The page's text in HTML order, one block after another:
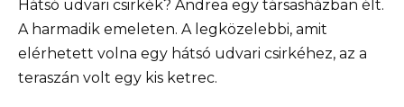
Hátsó udvari csirkék? Andrea egy társasházban élt.
A harmadik emeleten. A legközelebbi, amit
elérhetett volna egy hátsó udvari csirkéhez, az a
teraszán volt egy kis ketrec.